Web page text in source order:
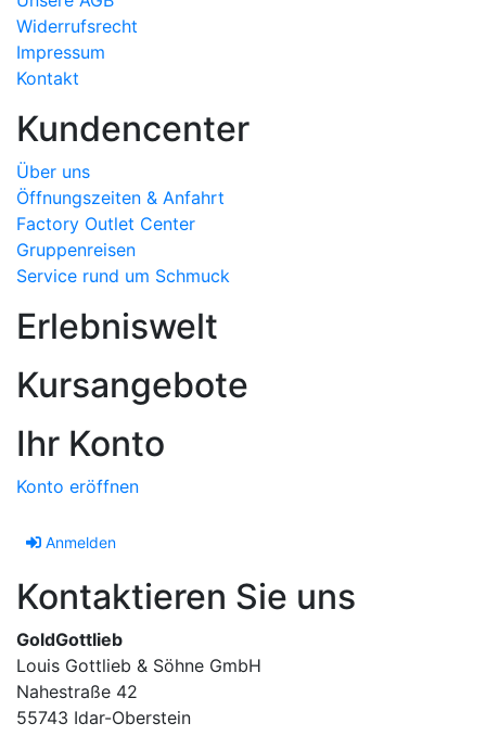
Widerrufsrecht
Impressum
Kontakt
Kundencenter
Über uns
Öffnungszeiten & Anfahrt
Factory Outlet Center
Gruppenreisen
Service rund um Schmuck
Erlebniswelt
Kursangebote
Ihr Konto
Konto eröffnen
Anmelden
Kontaktieren Sie uns
GoldGottlieb
Louis Gottlieb & Söhne GmbH
Nahestraße 42
55743 Idar-Oberstein